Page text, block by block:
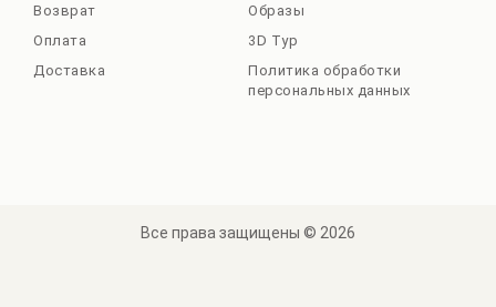
Возврат
Оплата
Доставка
Образы
3D Тур
Политика обработки
персональных данных
Все права защищены © 2026